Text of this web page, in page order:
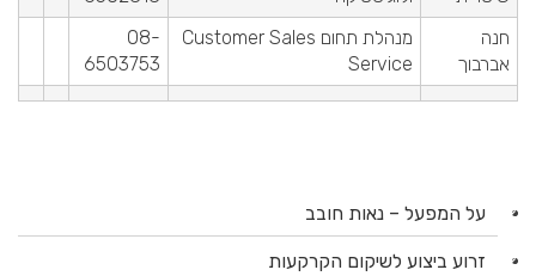
חנה
אברבוך
מנהלת תחום Customer Sales
Service
08-
6503753
על המפעל – נאות חובב
זרוע ביצוע לשיקום הקרקעות